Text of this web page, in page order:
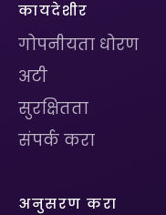
कायदेशीर
गोपनीयता धोरण
अटी
सुरक्षितता
संपर्क करा
अनुसरण करा